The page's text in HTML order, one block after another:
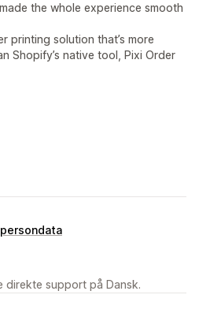
the whole experience smooth
printing solution that’s more
Shopify’s native tool, Pixi Order
direkte support på Dansk.